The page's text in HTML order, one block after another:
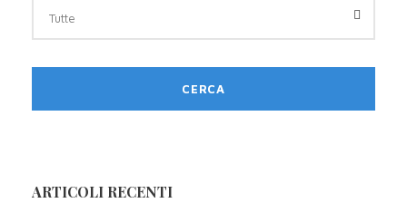
ARTICOLI RECENTI